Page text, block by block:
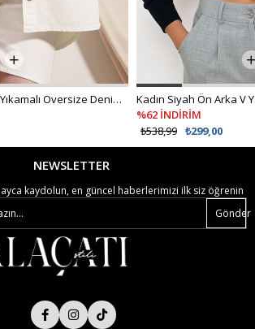
Kadın Ekru Çift Cepli Yıkamalı Oversize Denim Ceket ALC-X8152
%62 İNDİRİM
₺299,00
₺538,99
NEWSLETTER
kaydolun, en güncel haberlerimizi ilk siz öğrenin
Gönder